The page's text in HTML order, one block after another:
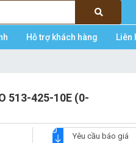
Hỗ trợ khách hàng Liên
513-425-10E (0-
Yêu cầu báo giá